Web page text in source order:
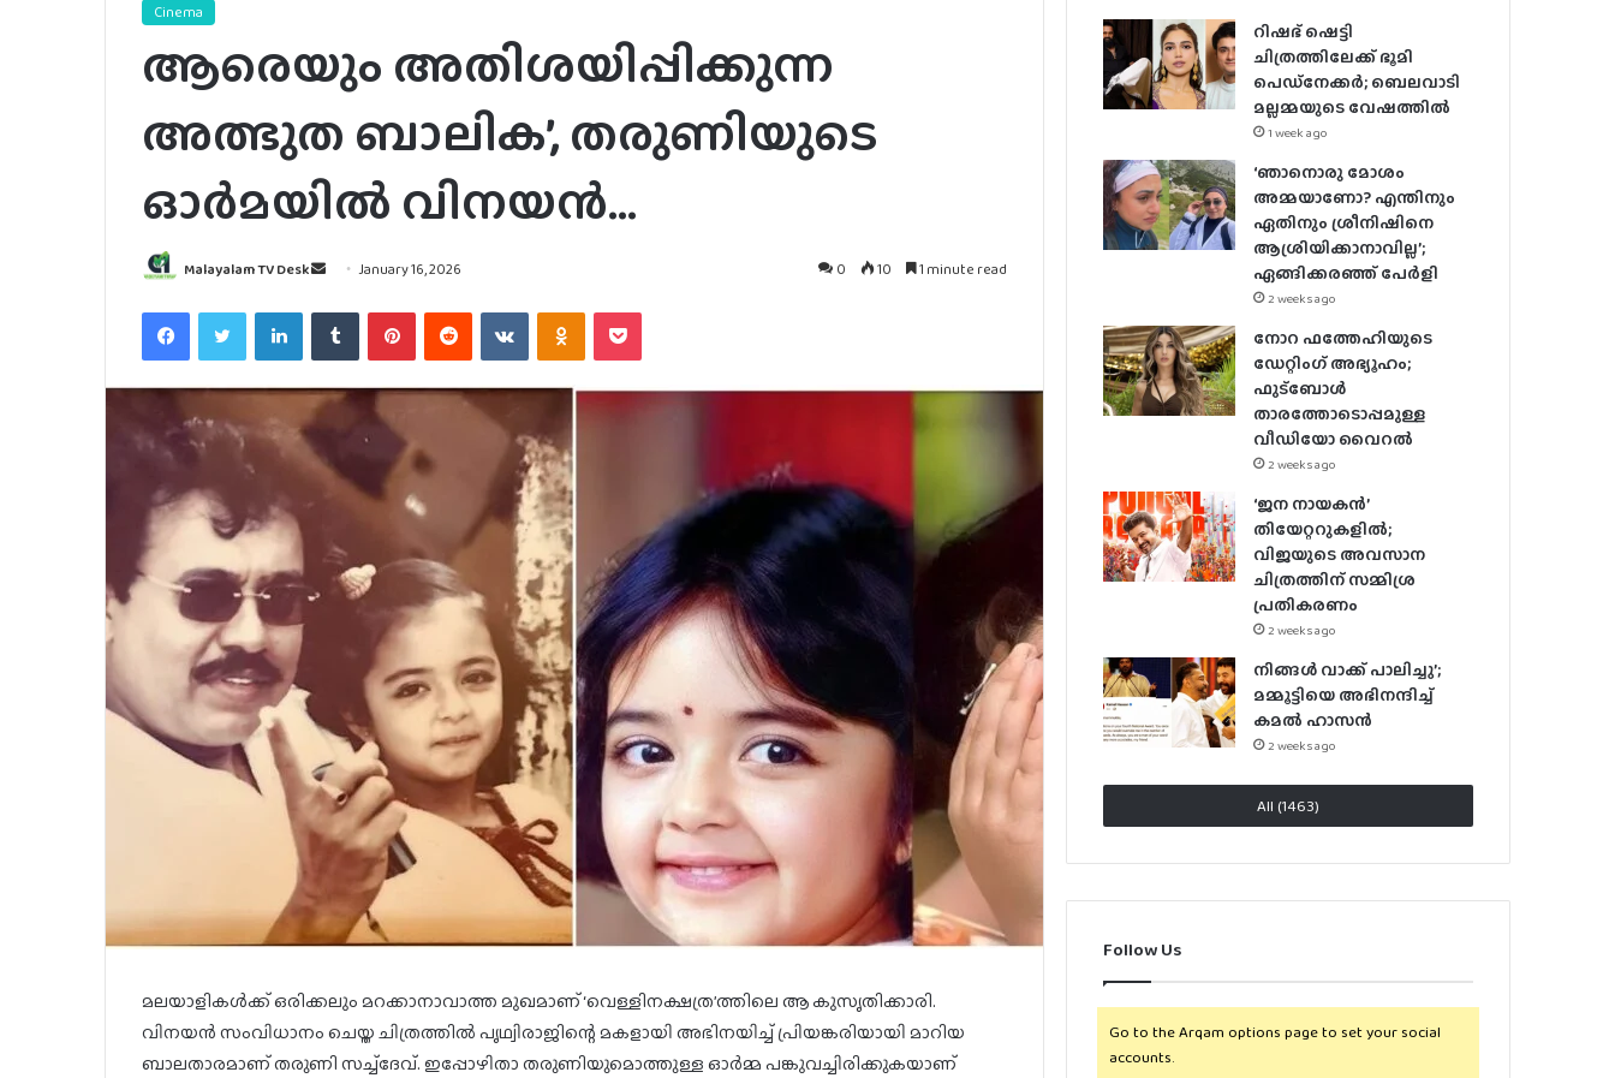
Cinema
ആരെയും അതിശയിപ്പിക്കുന്ന
അത്ഭുത ബാലിക’, തരുണിയുടെ
ഓർമയിൽ വിനയൻ…
Malayalam TV Desk
Send
email
January 16, 2026 0 10 1 minute read
FacebookTwitter LinkedInTumblr PinterestReddit VKontakteOdnoklassniki
Pocket
മലയാളികൾക്ക് ഒരിക്കലും മറക്കാനാവാത്ത മുഖമാണ് ‘വെള്ളിനക്ഷത്ര’ത്തിലെ ആ കുസൃതിക്കാരി.
വിനയൻ സംവിധാനം ചെയ്ത ചിത്രത്തിൽ പൃഥ്വിരാജിന്റെ മകളായി അഭിനയിച്ച് പ്രിയങ്കരിയായി മാറിയ
ബാലതാരമാണ് തരുണി സച്ച്‌ദേവ്. ഇപ്പോഴിതാ തരുണിയുമൊത്തുള്ള ഓർമ്മ പങ്കുവച്ചിരിക്കുകയാണ്
റിഷഭ് ഷെട്ടി
ചിത്രത്തിലേക്ക് ഭൂമി
പെഡ്‌നേക്കർ; ബെലവാടി
മല്ലമ്മയുടെ വേഷത്തിൽ
1 week ago
‘ഞാനൊരു മോശം
അമ്മയാണോ? എന്തിനും
ഏതിനും ശ്രീനിഷിനെ
ആശ്രിയിക്കാനാവില്ല’;
ഏങ്ങിക്കരഞ്ഞ് പേർളി
2 weeks ago
നോറ ഫത്തേഹിയുടെ
ഡേറ്റിംഗ് അഭ്യൂഹം;
ഫുട്ബോൾ
താരത്തോടൊപ്പമുള്ള
വീഡിയോ വൈറൽ
2 weeks ago
‘ജന നായകൻ’
തിയേറ്ററുകളിൽ;
വിജയുടെ അവസാന
ചിത്രത്തിന് സമ്മിശ്ര
പ്രതികരണം
2 weeks ago
നിങ്ങൾ വാക്ക് പാലിച്ചു’;
മമ്മൂട്ടിയെ അഭിനന്ദിച്ച്
കമൽ ഹാസൻ
2 weeks ago
All (1463)
Follow Us
Go to the Arqam options page to set your social
accounts.